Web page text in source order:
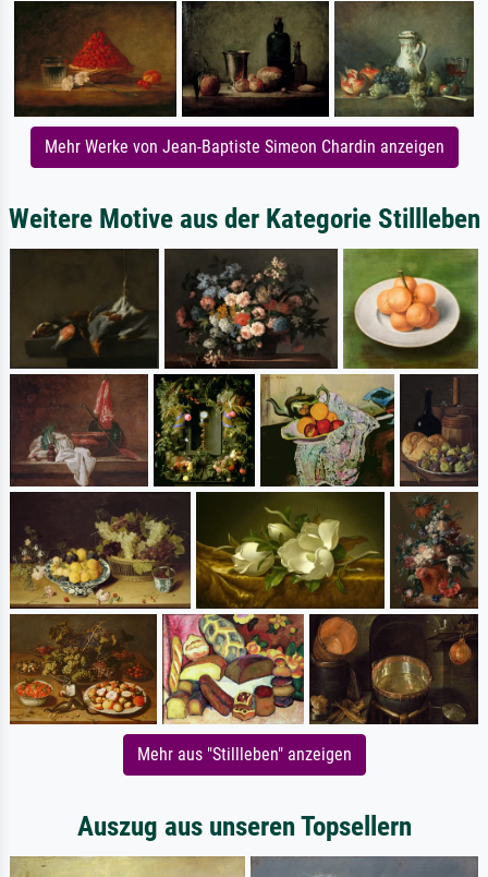
Mehr Werke von Jean-Baptiste Simeon Chardin anzeigen
Weitere Motive aus der Kategorie Stillleben
Mehr aus "Stillleben" anzeigen
Auszug aus unseren Topsellern